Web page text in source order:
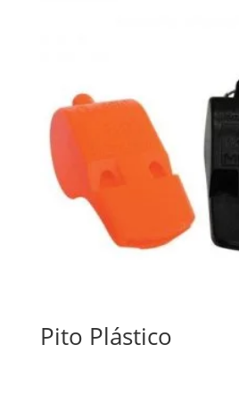
Pito Plástico